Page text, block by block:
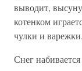
выводит,
котенком
чулки и варежки.
Снег